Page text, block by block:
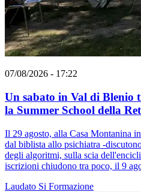
07/08/2026 - 17:22
Un sabato in Val di Blenio
la Summer School della
Il 29 agosto, alla Casa Montanina
dal biblista allo psichiatra -
degli algoritmi, sulla scia
iscrizioni chiudono tra poco, il 9
Laudato Si Formazione